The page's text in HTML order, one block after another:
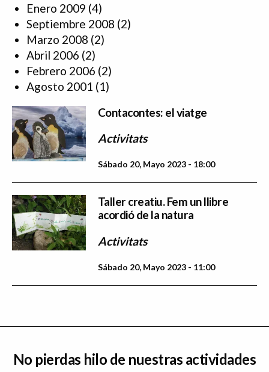
Enero 2009 (4)
Septiembre 2008 (2)
Marzo 2008 (2)
Abril 2006 (2)
Febrero 2006 (2)
Agosto 2001 (1)
Contacontes: el viatge
Activitats
Sábado 20, Mayo 2023 - 18:00
Taller creatiu. Fem un llibre
acordió de la natura
Activitats
Sábado 20, Mayo 2023 - 11:00
No pierdas hilo de nuestras actividades